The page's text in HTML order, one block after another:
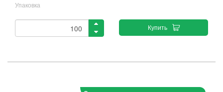
Упаковка
Купить